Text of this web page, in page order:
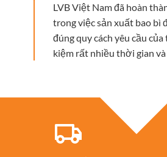
LVB Việt Nam đã hoàn
trong việc sản xuất bao bì
đúng quy cách yêu cầu
kiệm rất nhiều thời gian và